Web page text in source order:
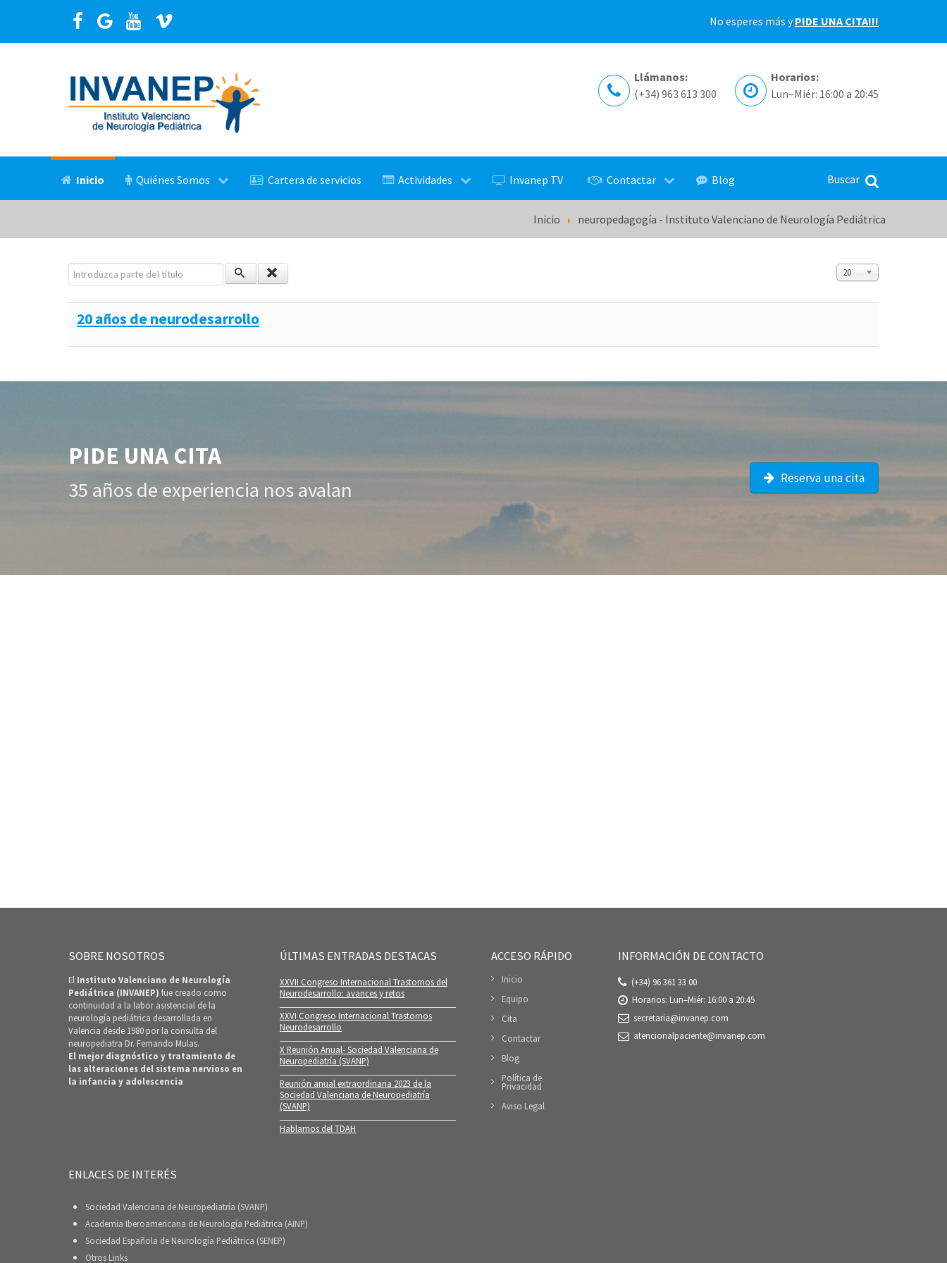
No esperes más yPIDE UNA CITA!!!
Llámanos:
(+34) 963 613 300
Horarios:
Lun–Miér: 16:00 a 20:45
Inicio Quiénes Somos Cartera de servicios Actividades Invanep TV Contactar Blog
Inicio neuropedagogía - Instituto Valenciano de Neurología Pediátrica
Introduzca parte del título Cantidad a mostrar
20
20 años de neurodesarrollo
PIDE UNA CITA
35 años de experiencia nos avalan Reserva una cita
SOBRE NOSOTROS
El Instituto Valenciano de Neurología
Pediátrica (INVANEP) fue creado como
continuidad a la labor asistencial de la
neurología pediátrica desarrollada en
Valencia desde 1980 por la consulta del
neuropediatra Dr. Fernando Mulas.
El mejor diagnóstico y tratamiento de
las alteraciones del sistema nervioso en
la infancia y adolescencia
ÚLTIMAS ENTRADAS DESTACAS
XXVII Congreso Internacional Trastornos del
Neurodesarrollo: avances y retos
XXVI Congreso Internacional Trastornos
Neurodesarrollo
X Reunión Anual- Sociedad Valenciana de
Neuropediatría (SVANP)
Reunión anual extraordinaria 2023 de la
Sociedad Valenciana de Neuropediatría
(SVANP)
Hablamos del TDAH
ACCESO RÁPIDO
Inicio
Equipo
Cita
Contactar
Blog
Política de
Privacidad
Aviso Legal
INFORMACIÓN DE CONTACTO
(+34) 96 361 33 00
Horarios: Lun–Miér: 16:00 a 20:45
secretaria@invanep.com
atencionalpaciente@invanep.com
ENLACES DE INTERÉS
Sociedad Valenciana de Neuropediatría (SVANP)
Academia Iberoamericana de Neurología Pediátrica (AINP)
Sociedad Española de Neurología Pediátrica (SENEP)
Otros Links